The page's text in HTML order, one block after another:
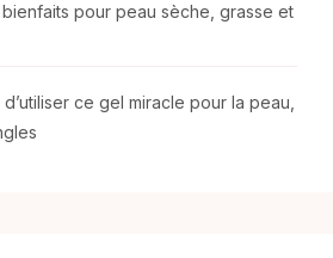
bienfaits pour peau sèche, grasse et
ce gel miracle pour la peau,